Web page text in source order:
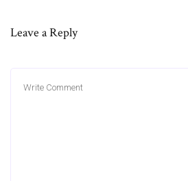
Leave a Reply